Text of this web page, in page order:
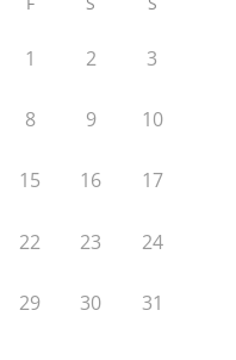
1 2 3
8 9 10
15 16 17
22 23 24
29 30 31